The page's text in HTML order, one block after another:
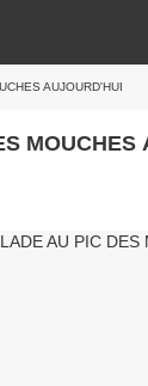
AUJOURD'HUI
MOUCHES